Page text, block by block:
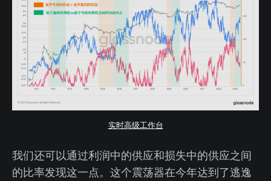
实时高级工作台
我们还可以通过利润中的供应和损失中的供应之间
的比率发现这一点。这个震荡器在今年达到了逃逸